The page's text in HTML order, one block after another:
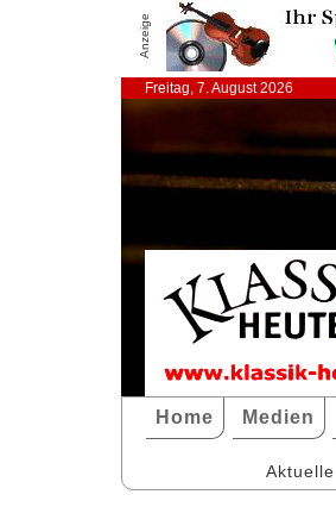
Anzeige
Freitag, 7. August 2026
Home Medien